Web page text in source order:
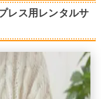
レス用レンタルサ